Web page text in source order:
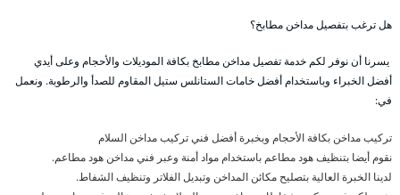
هل ترغب بتفصيل مداخن مطابخ؟
يسرنا أن نوفر لكم خدمة تفصيل مداخن مطابخ بكافة الموديلات والأحجام وعلى أيدي
أفضل الخبراء وباستخدام أفضل خامات الستانلس ستيل المقاوم للصدأ والرطوبة. ونعمل
في:
تركيب مداخن بكافة الأحجام وبخبرة أفضل فني تركيب مداخن السلام
نقوم أيضا بتنظيف هود مطاعم باستخدام مواد أمنة وعبر فني مداخن هود مطاعم.
لدينا الخبرة العالية بتصليح مكائن المداخن وتبديل الفلاتر وتنظيف الشفاط.